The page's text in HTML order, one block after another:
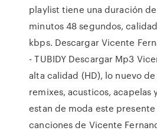
playlist tiene una duración
minutos 48 segundos,
kbps. Descargar Vicente
- TUBIDY Descargar Mp3
alta calidad (HD), lo nuevo
remixes, acusticos, acapelas
estan de moda este
canciones de Vicente